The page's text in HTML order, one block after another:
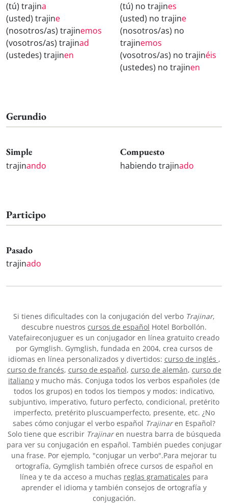
(tú) trajina
(usted) trajine
(nosotros/as) trajinemos
(vosotros/as) trajinad
(ustedes) trajinen
(tú) no trajines
(usted) no trajine
(nosotros/as) no
trajinemos
(vosotros/as) no trajinéis
(ustedes) no trajinen
Gerundio
Simple
trajinando
Compuesto
habiendo trajinado
Participo
Pasado
trajinado
Si tienes dificultades con la conjugación del verbo Trajinar,
descubre nuestros cursos de español Hotel Borbollón.
Vatefaireconjuguer es un conjugador en línea gratuito creado
por Gymglish. Gymglish, fundada en 2004, crea cursos de
idiomas en línea personalizados y divertidos: curso de inglés ,
curso de francés, curso de español, curso de alemán, curso de
italiano y mucho más. Conjuga todos los verbos españoles (de
todos los grupos) en todos los tiempos y modos: indicativo,
subjuntivo, imperativo, futuro perfecto, condicional, pretérito
imperfecto, pretérito pluscuamperfecto, presente, etc. ¿No
sabes cómo conjugar el verbo español Trajinaren Español?
Solo tiene que escribir Trajinaren nuestra barra de búsqueda
para ver su conjugación en español. También puedes conjugar
una frase. Por ejemplo, "conjugar un verbo".Para mejorar tu
ortografía, Gymglish también ofrece cursos de español en
línea y te da acceso a muchas reglas gramaticales para
aprender el idioma y también consejos de ortografía y
conjugación.